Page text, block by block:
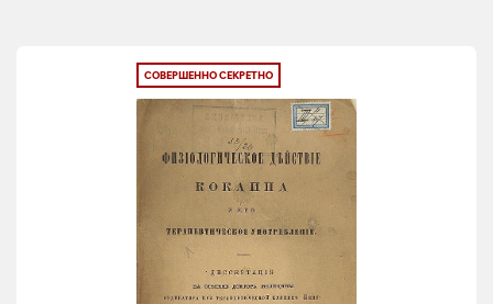
СОВЕРШЕННО СЕКРЕТНО